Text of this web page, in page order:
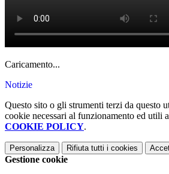
Caricamento...
Notizie
Questo sito o gli strumenti terzi da questo
cookie necessari al funzionamento ed utili
COOKIE POLICY.
Personalizza Rifiuta tutti i cookies
Gestione cookie